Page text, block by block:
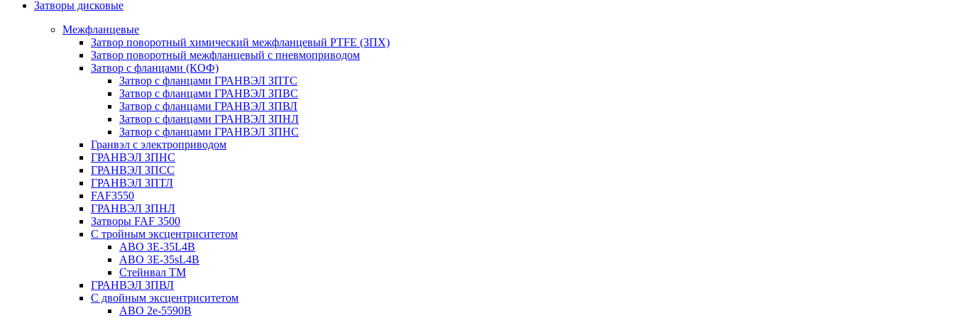
Затворы дисковые
Межфланцевые
Затвор поворотный химический межфланцевый PTFE (ЗПХ)
Затвор поворотный межфланцевый с пневмоприводом
Затвор с фланцами (КОФ)
Затвор с фланцами ГРАНВЭЛ ЗПТС
Затвор с фланцами ГРАНВЭЛ ЗПВС
Затвор с фланцами ГРАНВЭЛ ЗПВЛ
Затвор с фланцами ГРАНВЭЛ ЗПНЛ
Затвор с фланцами ГРАНВЭЛ ЗПНС
Гранвэл с электроприводом
ГРАНВЭЛ ЗПНС
ГРАНВЭЛ ЗПСС
ГРАНВЭЛ ЗПТЛ
FAF3550
ГРАНВЭЛ ЗПНЛ
Затворы FAF 3500
С тройным эксцентриситетом
ABO ЗE-35L4B
ABO 3E-35sL4B
Стейнвал ТМ
ГРАНВЭЛ ЗПВЛ
С двойным эксцентриситетом
ABO 2e-5590B